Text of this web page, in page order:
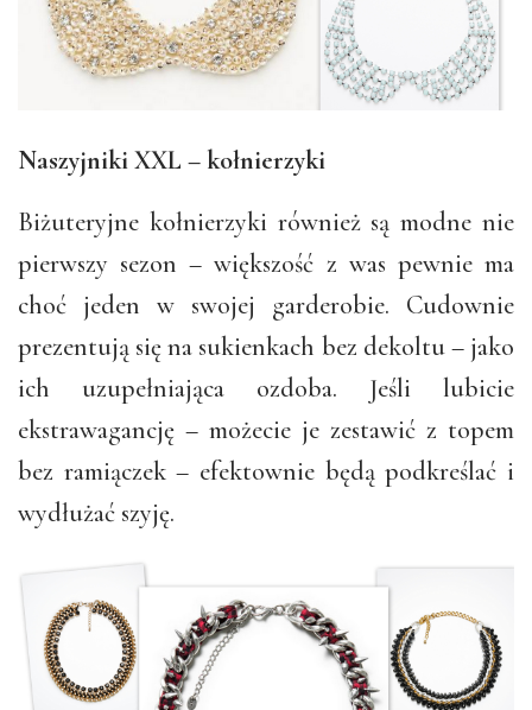
Naszyjniki XXL – kołnierzyki
Biżuteryjne kołnierzyki również są modne nie
pierwszy sezon – większość z was pewnie ma
choć jeden w swojej garderobie. Cudownie
prezentują się na sukienkach bez dekoltu – jako
ich uzupełniająca ozdoba. Jeśli lubicie
ekstrawagancję – możecie je zestawić z topem
bez ramiączek – efektownie będą podkreślać i
wydłużać szyję.